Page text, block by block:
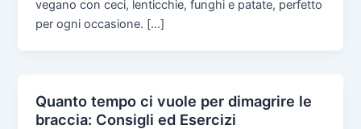
vegano con ceci, lenticchie, funghi e patate, perfetto
per ogni occasione. […]
Quanto tempo ci vuole per dimagrire le
braccia: Consigli ed Esercizi